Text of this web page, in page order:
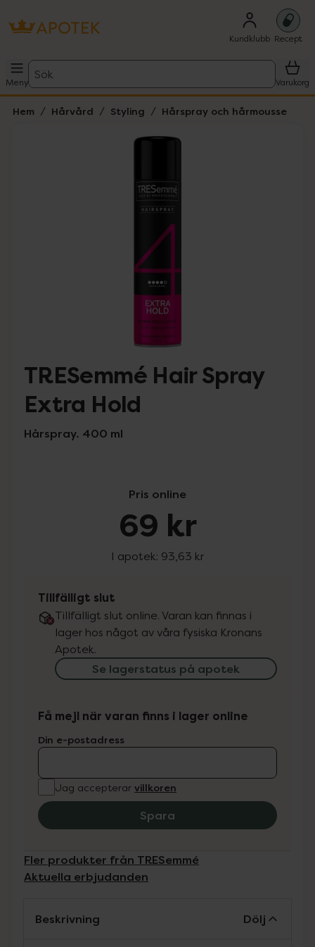
Kundklubb Recept
Meny
Sök
Varukorg
Hem Hårvård Styling Hårspray och hårmousse
TRESemmé Hair Spray
Extra Hold
Hårspray. 400 ml
Pris online
69 kr
I apotek: 93,63 kr
Tillfälligt slut
Tillfälligt slut online. Varan kan finnas i
lager hos något av våra fysiska Kronans
Apotek.
Se lagerstatus på apotek
Få mejl när varan finns i lager online
Din e-postadress
Jag accepterar villkoren
Spara
Fler produkter från TRESemmé
Aktuella erbjudanden
Beskrivning Dölj